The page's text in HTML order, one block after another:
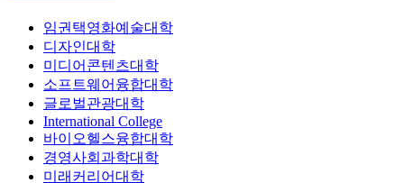
임권택영화예술대학
디자인대학
미디어콘텐츠대학
소프트웨어융합대학
글로벌관광대학
International College
바이오헬스융합대학
경영사회과학대학
미래커리어대학